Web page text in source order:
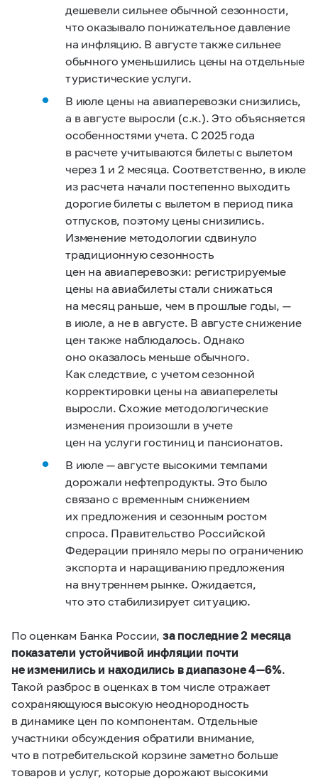
дешевели сильнее обычной сезонности,
что оказывало понижательное давление
на инфляцию. В августе также сильнее
обычного уменьшились цены на отдельные
туристические услуги.
В июле цены на авиаперевозки снизились,
а в августе выросли (с.к.). Это объясняется
особенностями учета. С 2025 года
в расчете учитываются билеты с вылетом
через 1 и 2 месяца. Соответственно, в июле
из расчета начали постепенно выходить
дорогие билеты с вылетом в период пика
отпусков, поэтому цены снизились.
Изменение методологии сдвинуло
традиционную сезонность
цен на авиаперевозки: регистрируемые
цены на авиабилеты стали снижаться
на месяц раньше, чем в прошлые годы, —
в июле, а не в августе. В августе снижение
цен также наблюдалось. Однако
оно оказалось меньше обычного.
Как следствие, с учетом сезонной
корректировки цены на авиаперелеты
выросли. Схожие методологические
изменения произошли в учете
цен на услуги гостиниц и пансионатов.
В июле — августе высокими темпами
дорожали нефтепродукты. Это было
связано с временным снижением
их предложения и сезонным ростом
спроса. Правительство Российской
Федерации приняло меры по ограничению
экспорта и наращиванию предложения
на внутреннем рынке. Ожидается,
что это стабилизирует ситуацию.
По оценкам Банка России, за последние 2 месяца
показатели устойчивой инфляции почти
не изменились и находились в диапазоне 4 — 6%.
Такой разброс в оценках в том числе отражает
сохраняющуюся высокую неоднородность
в динамике цен по компонентам. Отдельные
участники обсуждения обратили внимание,
что в потребительской корзине заметно больше
товаров и услуг, которые дорожают высокими